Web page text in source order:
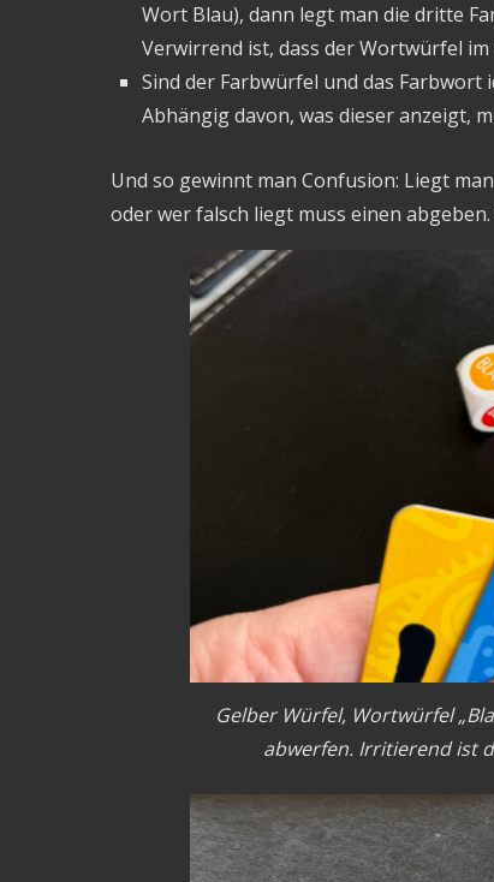
Wort Blau), dann legt man die dritte
Verwirrend ist, dass der Wortwürfel
Sind der Farbwürfel und das Farbwort
Abhängig davon, was dieser anzeigt,
Und so gewinnt man Confusion: Liegt
oder wer falsch liegt muss einen
Gelber Würfel, Wortwürfel
abwerfen. Irritierend ist